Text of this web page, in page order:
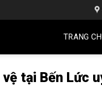
TRANG
tại Bến Lức